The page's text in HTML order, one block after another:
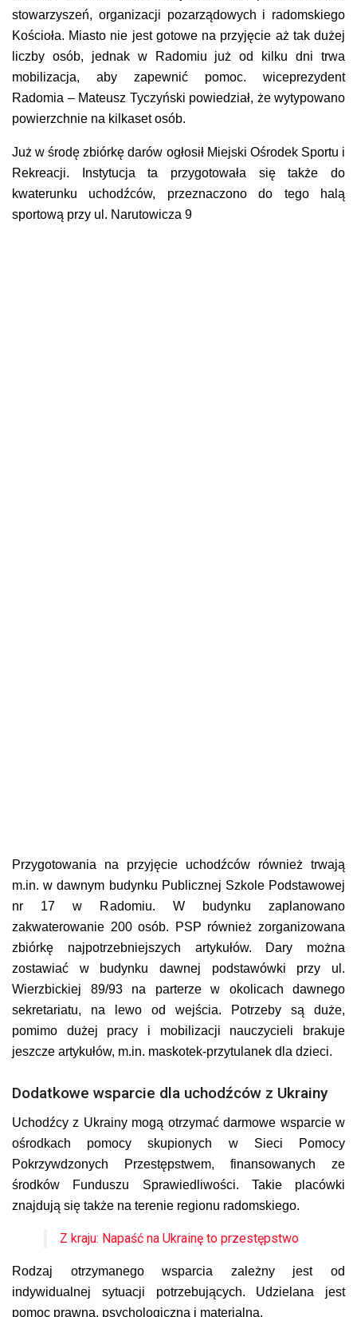
stowarzyszeń, organizacji pozarządowych i radomskiego
Kościoła. Miasto nie jest gotowe na przyjęcie aż tak dużej
liczby osób, jednak w Radomiu już od kilku dni trwa
mobilizacja, aby zapewnić pomoc. wiceprezydent
Radomia – Mateusz Tyczyński powiedział, że wytypowano
powierzchnie na kilkaset osób.
Już w środę zbiórkę darów ogłosił Miejski Ośrodek Sportu i
Rekreacji. Instytucja ta przygotowała się także do
kwaterunku uchodźców, przeznaczono do tego halą
sportową przy ul. Narutowicza 9
Przygotowania na przyjęcie uchodźców również trwają
m.in. w dawnym budynku Publicznej Szkole Podstawowej
nr 17 w Radomiu. W budynku zaplanowano
zakwaterowanie 200 osób. PSP również zorganizowana
zbiórkę najpotrzebniejszych artykułów. Dary można
zostawiać w budynku dawnej podstawówki przy ul.
Wierzbickiej 89/93 na parterze w okolicach dawnego
sekretariatu, na lewo od wejścia. Potrzeby są duże,
pomimo dużej pracy i mobilizacji nauczycieli brakuje
jeszcze artykułów, m.in. maskotek-przytulanek dla dzieci.
Dodatkowe wsparcie dla uchodźców z Ukrainy
Uchodźcy z Ukrainy mogą otrzymać darmowe wsparcie w
ośrodkach pomocy skupionych w Sieci Pomocy
Pokrzywdzonych Przestępstwem, finansowanych ze
środków Funduszu Sprawiedliwości. Takie placówki
znajdują się także na terenie regionu radomskiego.
Z kraju: Napaść na Ukrainę to przestępstwo
Rodzaj otrzymanego wsparcia zależny jest od
indywidualnej sytuacji potrzebujących. Udzielana jest
pomoc prawna, psychologiczna i materialna.